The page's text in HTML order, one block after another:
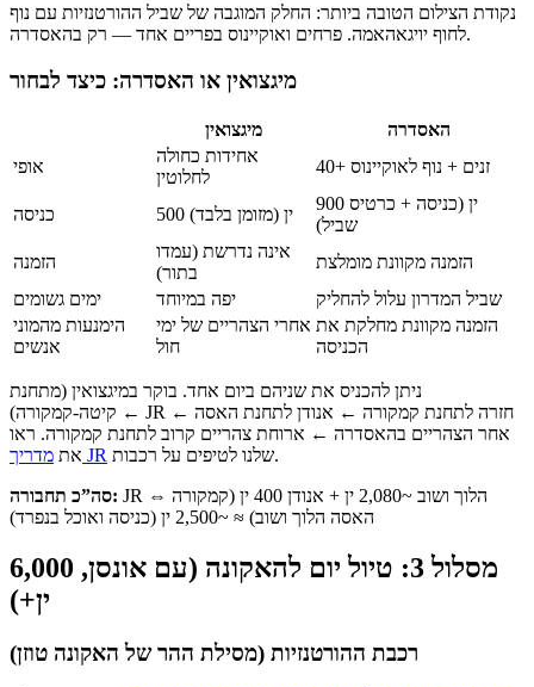
נקודת הצילום הטובה ביותר: החלק המוגבה של שביל ההורטנזיות עם נוף
לחוף יויגאהאמה. פרחים ואוקיינוס בפריים אחד — רק בהאסדרה.
מיגצואין או האסדרה: כיצד לבחור
מיגצואין
האסדרה
אופי
אחידות כחולה
לחלוטין
40+ זנים + נוף לאוקיינוס
כניסה 500 ין (מזומן בלבד)
900 ין (כניסה + כרטיס
שביל)
הזמנה
אינה נדרשת (עמדו
בתור)
הזמנה מקוונת מומלצת
ימים גשומים
יפה במיוחד
שביל המדרון עלול להחליק
הימנעות מהמוני
אנשים
אחרי הצהריים של ימי
חול
הזמנה מקוונת מחלקת את
הכניסה
ניתן להכניס את שניהם ביום אחד. בוקר במיגצואין (מתחנת
קיטה-קמקורה) ← JR חזרה לתחנת קמקורה ← אנודן לתחנת האסה ←
אחר הצהריים בהאסדרה ← ארוחת צהריים קרוב לתחנת קמקורה. ראו
את מדריך JR
שלנו לטיפים על רכבות.
סה”כ תחבורה: JR הלוך ושוב ~2,080 ין + אנודן 400 ין (קמקורה ⇔
האסה הלוך ושוב) ≈ ~2,500 ין (כניסה ואוכל בנפרד)
מסלול 3: טיול יום להאקונה (עם אונסן, 6,000
ין+)
רכבת ההורטנזיות (מסילת ההר של האקונה טוזן)